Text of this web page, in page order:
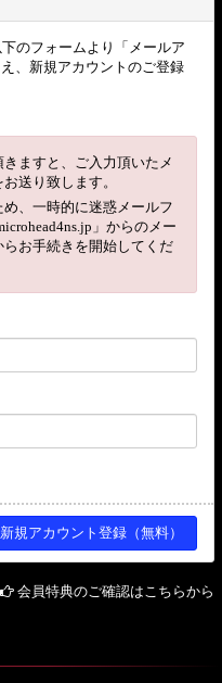
のフォームより「メールア
、新規アカウントのご登録
ますと、ご入力頂いたメ
送り致します。
、一時的に迷惑メールフ
」からのメー
お手続きを開始してくだ
会員特典のご確認はこちらから